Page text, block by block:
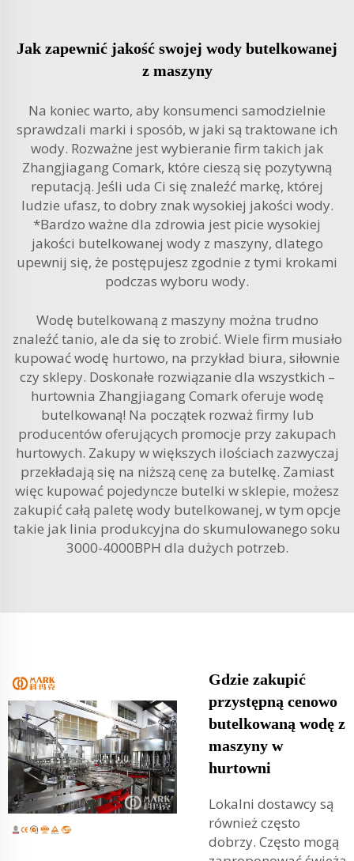
Jak zapewnić jakość swojej wody butelkowanej
z maszyny
Na koniec warto, aby konsumenci samodzielnie
sprawdzali marki i sposób, w jaki są traktowane ich
wody. Rozważne jest wybieranie firm takich jak
Zhangjiagang Comark, które cieszą się pozytywną
reputacją. Jeśli uda Ci się znaleźć markę, której
ludzie ufasz, to dobry znak wysokiej jakości wody.
*Bardzo ważne dla zdrowia jest picie wysokiej
jakości butelkowanej wody z maszyny, dlatego
upewnij się, że postępujesz zgodnie z tymi krokami
podczas wyboru wody.
Wodę butelkowaną z maszyny można trudno
znaleźć tanio, ale da się to zrobić. Wiele firm musiało
kupować wodę hurtowo, na przykład biura, siłownie
czy sklepy. Doskonałe rozwiązanie dla wszystkich –
hurtownia Zhangjiagang Comark oferuje wodę
butelkowaną! Na początek rozważ firmy lub
producentów oferujących promocje przy zakupach
hurtowych. Zakupy w większych ilościach zazwyczaj
przekładają się na niższą cenę za butelkę. Zamiast
więc kupować pojedyncze butelki w sklepie, możesz
zakupić całą paletę wody butelkowanej, w tym opcje
takie jak linia produkcyjna do skumulowanego soku
3000-4000BPH dla dużych potrzeb.
Gdzie zakupić
przystępną cenowo
butelkowaną wodę z
maszyny w
hurtowni
Lokalni dostawcy są
również często
dobrzy. Często mogą